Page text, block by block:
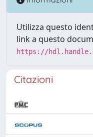
Utilizza questo
link a questo
https://
Citazioni